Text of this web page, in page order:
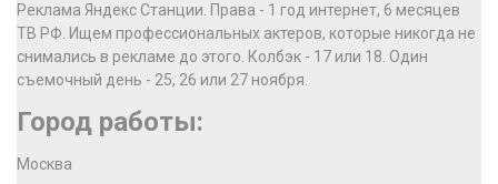
Реклама Яндекс Станции. Права - 1 год интернет, 6 месяцев
ТВ РФ. Ищем профессиональных актеров, которые никогда не
снимались в рекламе до этого. Колбэк - 17 или 18. Один
съемочный день - 25, 26 или 27 ноября.
Город работы:
Москва